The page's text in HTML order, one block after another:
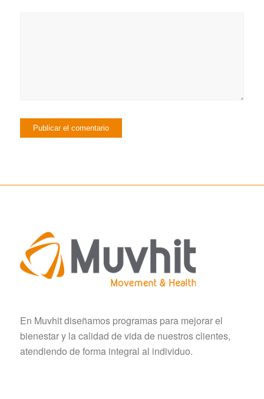
En Muvhit diseñamos programas para mejorar el
bienestar y la calidad de vida de nuestros clientes,
atendiendo de forma integral al individuo.